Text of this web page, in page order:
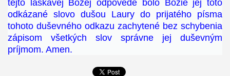
tejto láskavej Božej odpovede bolo Božie jej toto
odkázané slovo dušou Laury do prijatého písma
tohoto duševného odkazu zachytené bez schybenia
zápisom všetkých slov správne jej duševným
príjmom. Amen.